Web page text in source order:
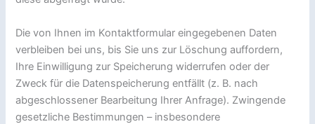
Die von Ihnen im Kontaktformular eingegebenen Daten
verbleiben bei uns, bis Sie uns zur Löschung auffordern,
Ihre Einwilligung zur Speicherung widerrufen oder der
Zweck für die Datenspeicherung entfällt (z. B. nach
abgeschlossener Bearbeitung Ihrer Anfrage). Zwingende
gesetzliche Bestimmungen – insbesondere